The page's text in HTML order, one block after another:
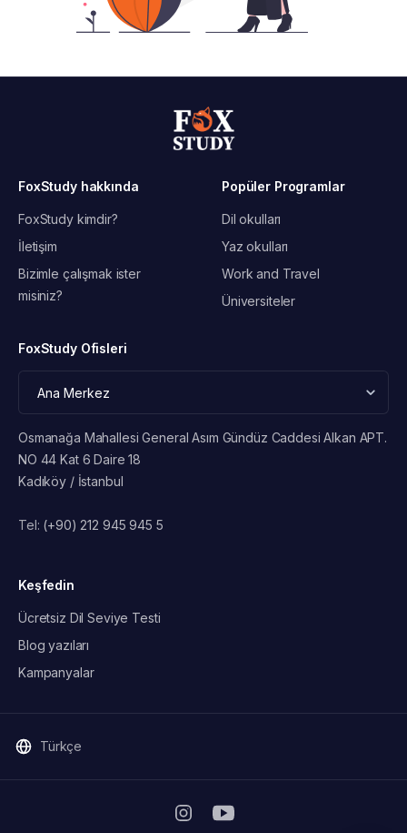
FoxStudy hakkında
FoxStudy kimdir?
İletişim
Bizimle çalışmak ister
misiniz?
Popüler Programlar
Dil okulları
Yaz okulları
Work and Travel
Üniversiteler
FoxStudy Ofisleri
Osmanağa Mahallesi General Asım Gündüz Caddesi Alkan APT.
NO 44 Kat 6 Daire 18
Kadıköy / İstanbul
Tel: (+90) 212 945 945 5
Keşfedin
Ücretsiz Dil Seviye Testi
Blog yazıları
Kampanyalar
Türkçe